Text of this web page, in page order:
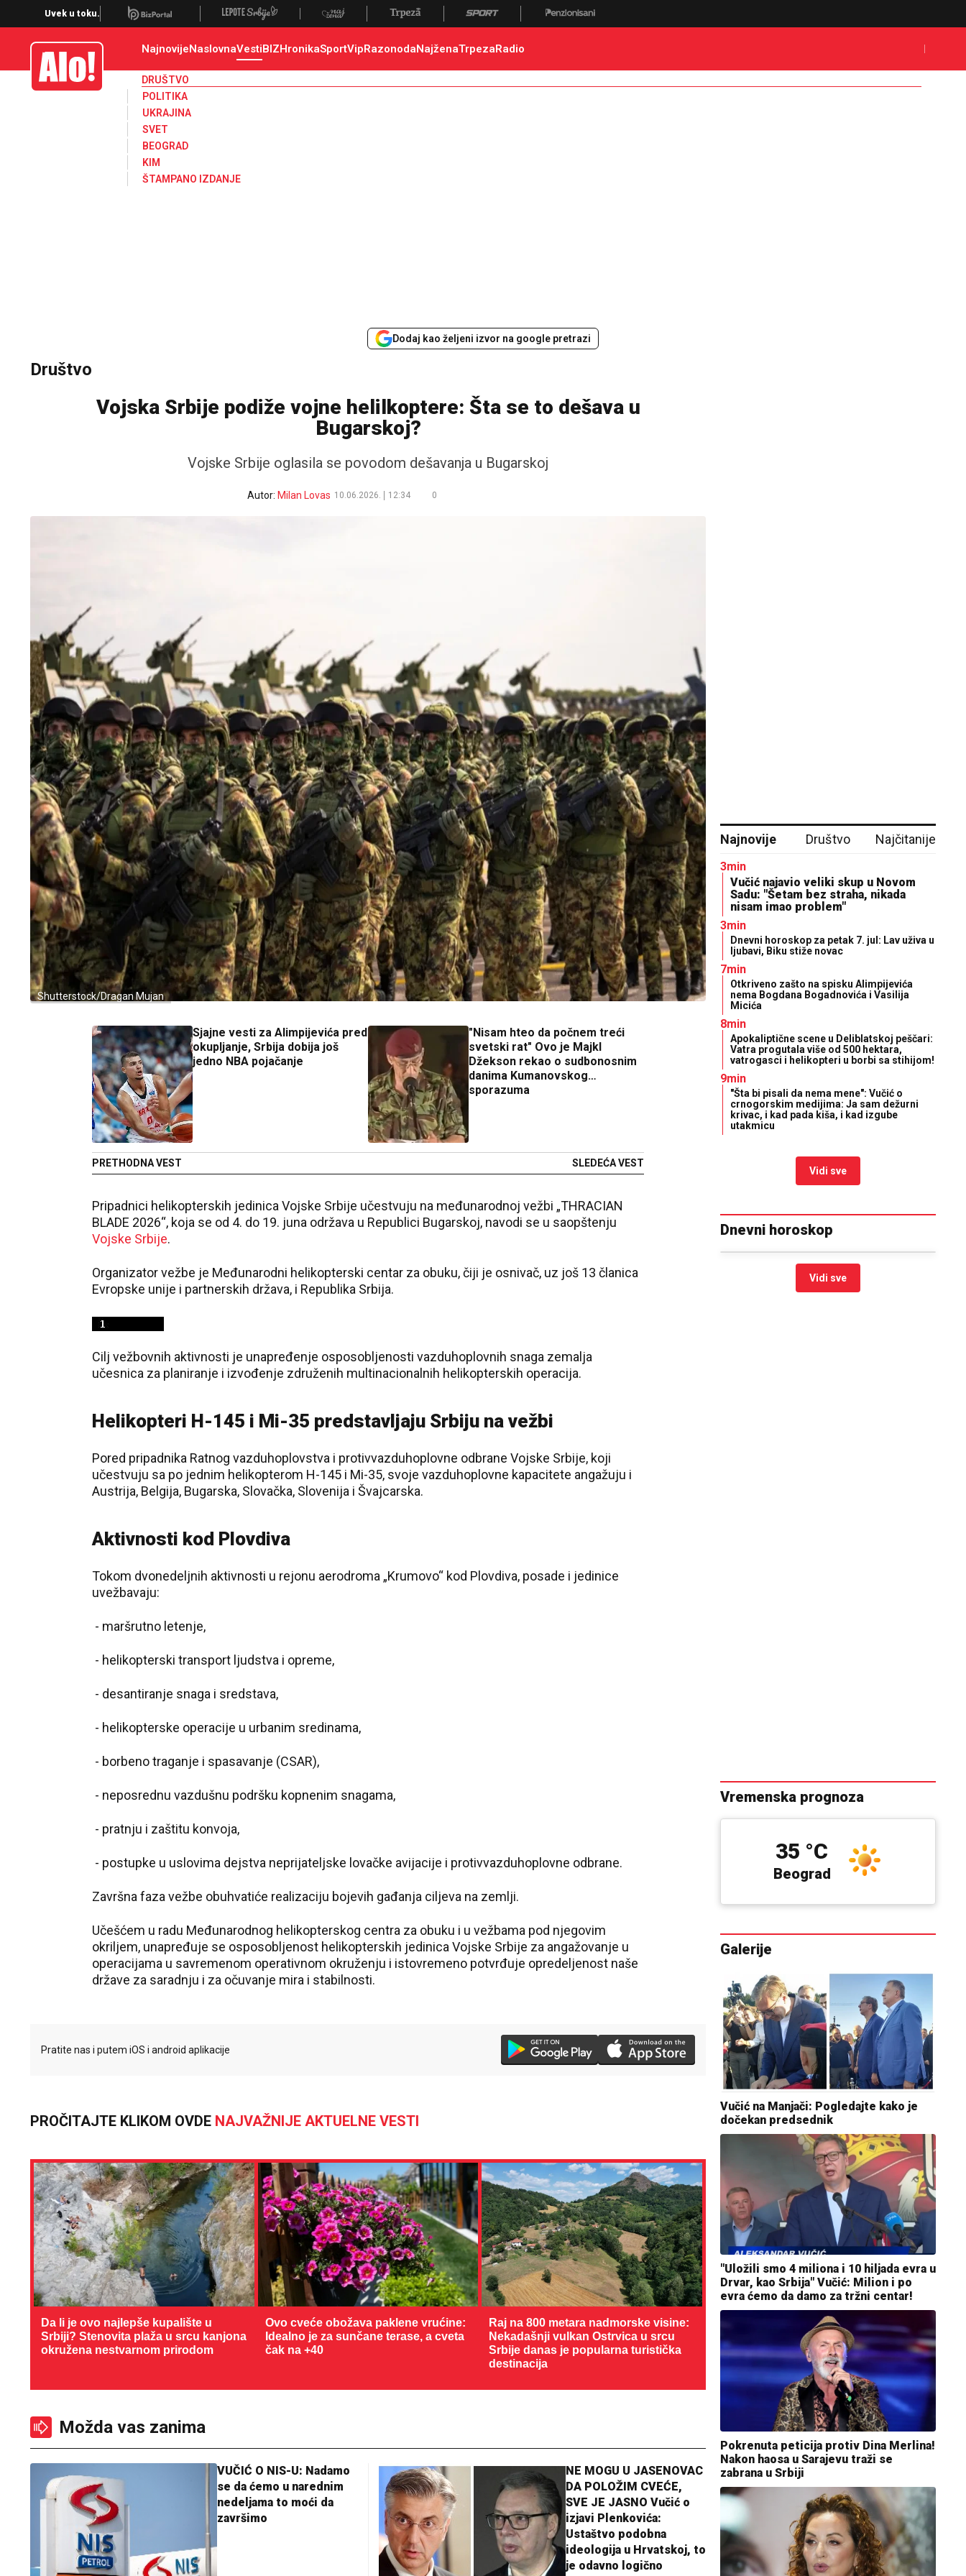
Društvo, društvene teme
Uvek u toku.
Alo NajnovijeNaslovnaVestiBIZHronikaSportVipRazonodaNajženaTrpezaRadio
DRUŠTVO
POLITIKA
UKRAJINA
SVET
BEOGRAD
KIM
ŠTAMPANO IZDANJE
Dodaj kao željeni izvor na google pretrazi
Društvo
Vojska Srbije podiže vojne helilkoptere: Šta se to dešava u
Bugarskoj?
Vojske Srbije oglasila se povodom dešavanja u Bugarskoj
Autor: Milan Lovas 10.06.2026. 12:34 0
Shutterstock/Dragan Mujan
Sjajne vesti za Alimpijevića pred
okupljanje, Srbija dobija još
jedno NBA pojačanje
PRETHODNA VEST
"Nisam hteo da počnem treći
svetski rat" Ovo je Majkl
Džekson rekao o sudbonosnim
danima Kumanovskog
sporazuma
SLEDEĆA VEST
Pripadnici helikopterskih jedinica Vojske Srbije učestvuju na međunarodnoj vežbi „THRACIAN
BLADE 2026“, koja se od 4. do 19. juna održava u Republici Bugarskoj, navodi se u saopštenju
Vojske Srbije.
Organizator vežbe je Međunarodni helikopterski centar za obuku, čiji je osnivač, uz još 13 članica
Evropske unije i partnerskih država, i Republika Srbija.
Cilj vežbovnih aktivnosti je unapređenje osposobljenosti vazduhoplovnih snaga zemalja
učesnica za planiranje i izvođenje združenih multinacionalnih helikopterskih operacija.
Helikopteri H-145 i Mi-35 predstavljaju Srbiju na vežbi
Pored pripadnika Ratnog vazduhoplovstva i protivvazduhoplovne odbrane Vojske Srbije, koji
učestvuju sa po jednim helikopterom H-145 i Mi-35, svoje vazduhoplovne kapacitete angažuju i
Austrija, Belgija, Bugarska, Slovačka, Slovenija i Švajcarska.
Aktivnosti kod Plovdiva
Tokom dvonedeljnih aktivnosti u rejonu aerodroma „Krumovo“ kod Plovdiva, posade i jedinice
uvežbavaju:
- maršrutno letenje,
- helikopterski transport ljudstva i opreme,
- desantiranje snaga i sredstava,
- helikopterske operacije u urbanim sredinama,
- borbeno traganje i spasavanje (CSAR),
- neposrednu vazdušnu podršku kopnenim snagama,
- pratnju i zaštitu konvoja,
- postupke u uslovima dejstva neprijateljske lovačke avijacije i protivvazduhoplovne odbrane.
Završna faza vežbe obuhvatiće realizaciju bojevih gađanja ciljeva na zemlji.
Učešćem u radu Međunarodnog helikopterskog centra za obuku i u vežbama pod njegovim
okriljem, unapređuje se osposobljenost helikopterskih jedinica Vojske Srbije za angažovanje u
operacijama u savremenom operativnom okruženju i istovremeno potvrđuje opredeljenost naše
države za saradnju i za očuvanje mira i stabilnosti.
Pratite nas i putem iOS i android aplikacije
PROČITAJTE KLIKOM OVDE NAJVAŽNIJE AKTUELNE VESTI
Da li je ovo najlepše kupalište u
Srbiji? Stenovita plaža u srcu kanjona
okružena nestvarnom prirodom
Ovo cveće obožava paklene vrućine:
Idealno je za sunčane terase, a cveta
čak na +40
Raj na 800 metara nadmorske visine:
Nekadašnji vulkan Ostrvica u srcu
Srbije danas je popularna turistička
destinacija
Možda vas zanima
VUČIĆ O NIS-U: Nadamo
se da ćemo u narednim
nedeljama to moći da
završimo
NE MOGU U JASENOVAC
DA POLOŽIM CVEĆE,
SVE JE JASNO Vučić o
izjavi Plenkovića:
Ustaštvo podobna
ideologija u Hrvatskoj, to
je odavno logično
Najnovije Društvo Najčitanije
3min
Vučić najavio veliki skup u Novom
Sadu: "Šetam bez straha, nikada
nisam imao problem"
3min
Dnevni horoskop za petak 7. jul: Lav uživa u
ljubavi, Biku stiže novac
7min
Otkriveno zašto na spisku Alimpijevića
nema Bogdana Bogadnovića i Vasilija
Micića
8min
Apokaliptične scene u Deliblatskoj peščari:
Vatra progutala više od 500 hektara,
vatrogasci i helikopteri u borbi sa stihijom!
9min
"Šta bi pisali da nema mene": Vučić o
crnogorskim medijima: Ja sam dežurni
krivac, i kad pada kiša, i kad izgube
utakmicu
Vidi sve
Dnevni horoskop
Vidi sve
Vremenska prognoza
35 °C
Beograd
35 °C
Galerije
Vučić na Manjači: Pogledajte kako je
dočekan predsednik
"Uložili smo 4 miliona i 10 hiljada evra u
Drvar, kao Srbija" Vučić: Milion i po
evra ćemo da damo za tržni centar!
Pokrenuta peticija protiv Dina Merlina!
Nakon haosa u Sarajevu traži se
zabrana u Srbiji